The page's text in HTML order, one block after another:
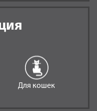
Для кошек